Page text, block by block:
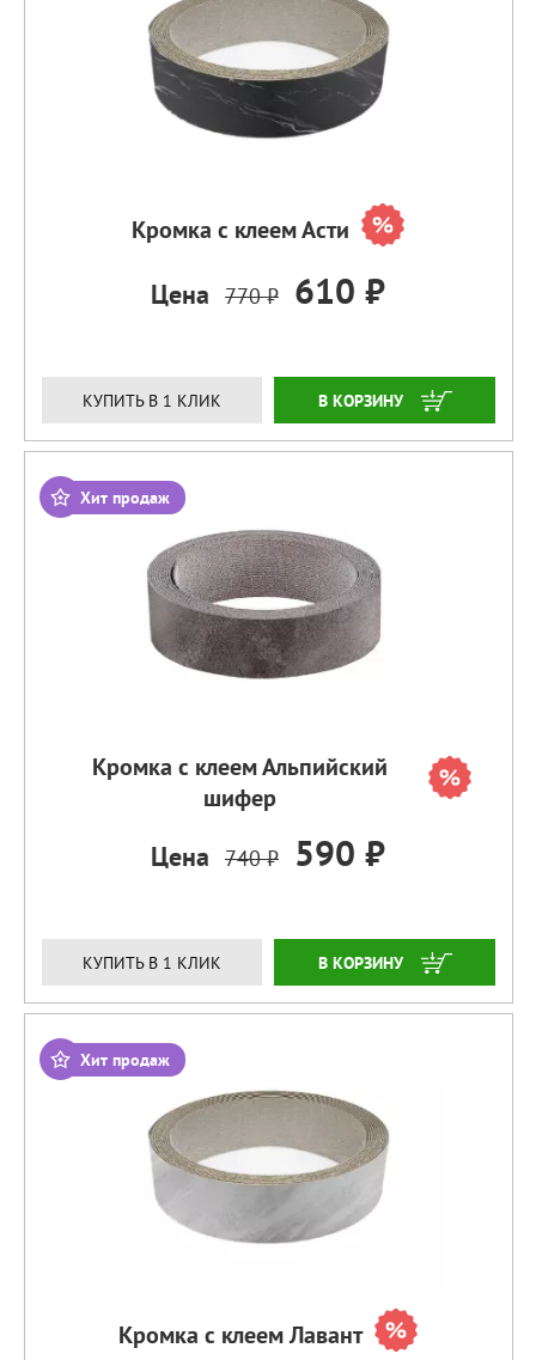
Кромка с клеем Асти
Цена 770 ₽ 610 ₽
КУПИТЬ В 1 КЛИК ЗАКАЗАТЬ
Хит продаж
Кромка с клеем Альпийский
шифер
Цена 740 ₽ 590 ₽
КУПИТЬ В 1 КЛИК ЗАКАЗАТЬ
Хит продаж
Кромка с клеем Лавант